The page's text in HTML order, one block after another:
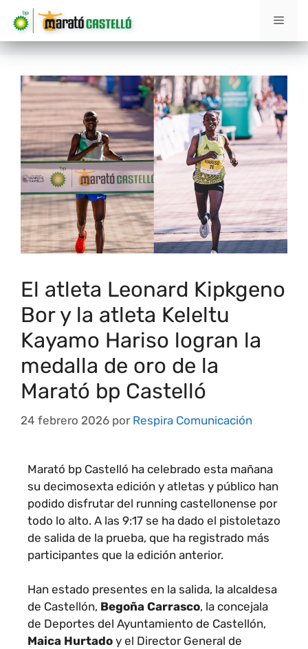
El atleta Leonard Kipkgeno
Bor y la atleta Keleltu
Kayamo Hariso logran la
medalla de oro de la
Marató bp Castelló
24 febrero 2026 por Respira Comunicación
Marató bp Castelló ha celebrado esta mañana
su decimosexta edición y atletas y público han
podido disfrutar del running castellonense por
todo lo alto. A las 9:17 se ha dado el pistoletazo
de salida de la prueba, que ha registrado más
participantes que la edición anterior.
Han estado presentes en la salida, la alcaldesa
de Castellón, Begoña Carrasco, la concejala
de Deportes del Ayuntamiento de Castellón,
Maica Hurtado y el Director General de